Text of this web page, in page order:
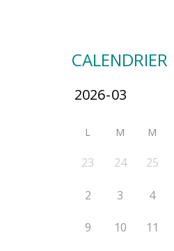
CALENDRIER
L M M
23 24 25
2 3 4
9 10 11